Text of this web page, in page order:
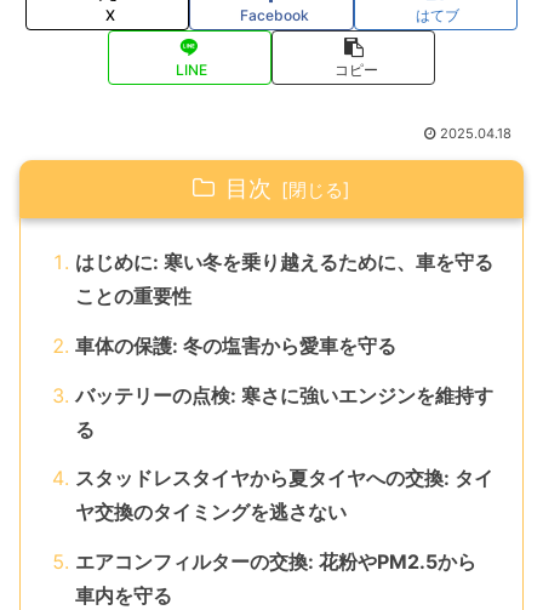
X Facebook はてブ
LINE コピー
2025.04.18
目次
はじめに: 寒い冬を乗り越えるために、車を守る
ことの重要性
車体の保護: 冬の塩害から愛車を守る
バッテリーの点検: 寒さに強いエンジンを維持す
る
スタッドレスタイヤから夏タイヤへの交換: タイ
ヤ交換のタイミングを逃さない
エアコンフィルターの交換: 花粉やPM2.5から
車内を守る